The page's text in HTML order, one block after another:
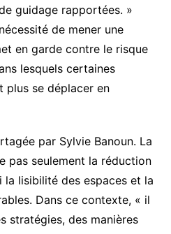
guidage rapportées. »
de mener une
en garde contre le risque
lesquels certaines
plus se déplacer en
par Sylvie Banoun. La
pas seulement la réduction
la lisibilité des espaces et la
Dans ce contexte, « il
stratégies, des manières